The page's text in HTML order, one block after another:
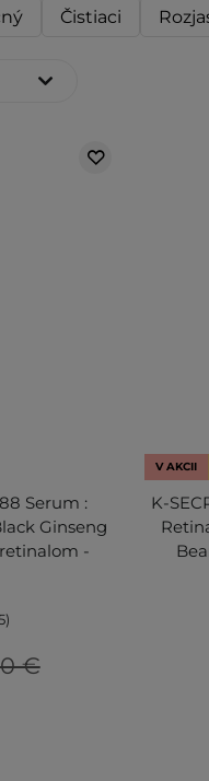
Čistiaci
Serum :
Ginseng
-
€
V AKCII
K-